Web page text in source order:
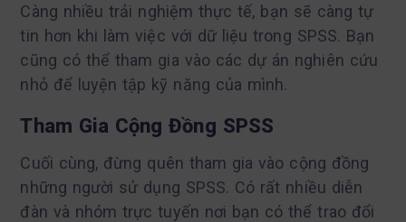
Càng nhiều trải nghiệm thực tế, bạn sẽ càng tự
tin hơn khi làm việc với dữ liệu trong SPSS. Bạn
cũng có thể tham gia vào các dự án nghiên cứu
nhỏ để luyện tập kỹ năng của mình.
Tham Gia Cộng Đồng SPSS
Cuối cùng, đừng quên tham gia vào cộng đồng
những người sử dụng SPSS. Có rất nhiều diễn
đàn và nhóm trực tuyến nơi bạn có thể trao đổi